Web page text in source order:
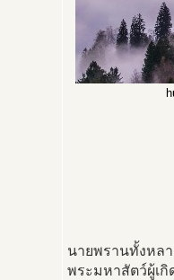
นายพรานทั้งหล
พระมหาสัตว์ผู้เกิ